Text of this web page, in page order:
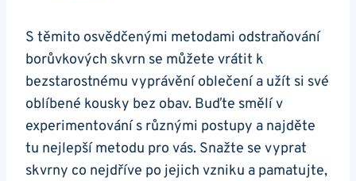
S těmito osvědčenými metodami odstraňování
borůvkových skvrn se můžete vrátit k
bezstarostnému vyprávění oblečení a užít si své
oblíbené kousky bez obav. Buďte smělí v
experimentování s různými postupy a najděte
tu nejlepší metodu pro vás. Snažte se vyprat
skvrny co nejdříve po jejich vzniku a pamatujte,